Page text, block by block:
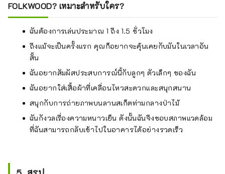
FOLKWOOD? เหมาะสำหรับใคร?
ฉันต้องการเล่นประมาณ 1 ถึง 1.5 ชั่วโมง
ถึงแม้จะเป็นครั้งแรก คุณก็อยากจะคุ้นเคยกับมันในเวลาอัน
สั้น
ฉันอยากสัมผัสประสบการณ์นี้กับลูกๆ ตัวเล็กๆ ของฉัน
ฉันอยากใส่เสื้อผ้าที่เคลื่อนไหวสะดวกและสนุกสนาน
สนุกกับการถ่ายภาพบนลานสเก็ตท่ามกลางป่าไม้
ฉันกังวลเรื่องความหนาวเย็น ดังนั้นฉันจึงชอบสภาพแวดล้อม
ที่ฉันสามารถกลับเข้าไปในอาคารได้อย่างรวดเร็ว